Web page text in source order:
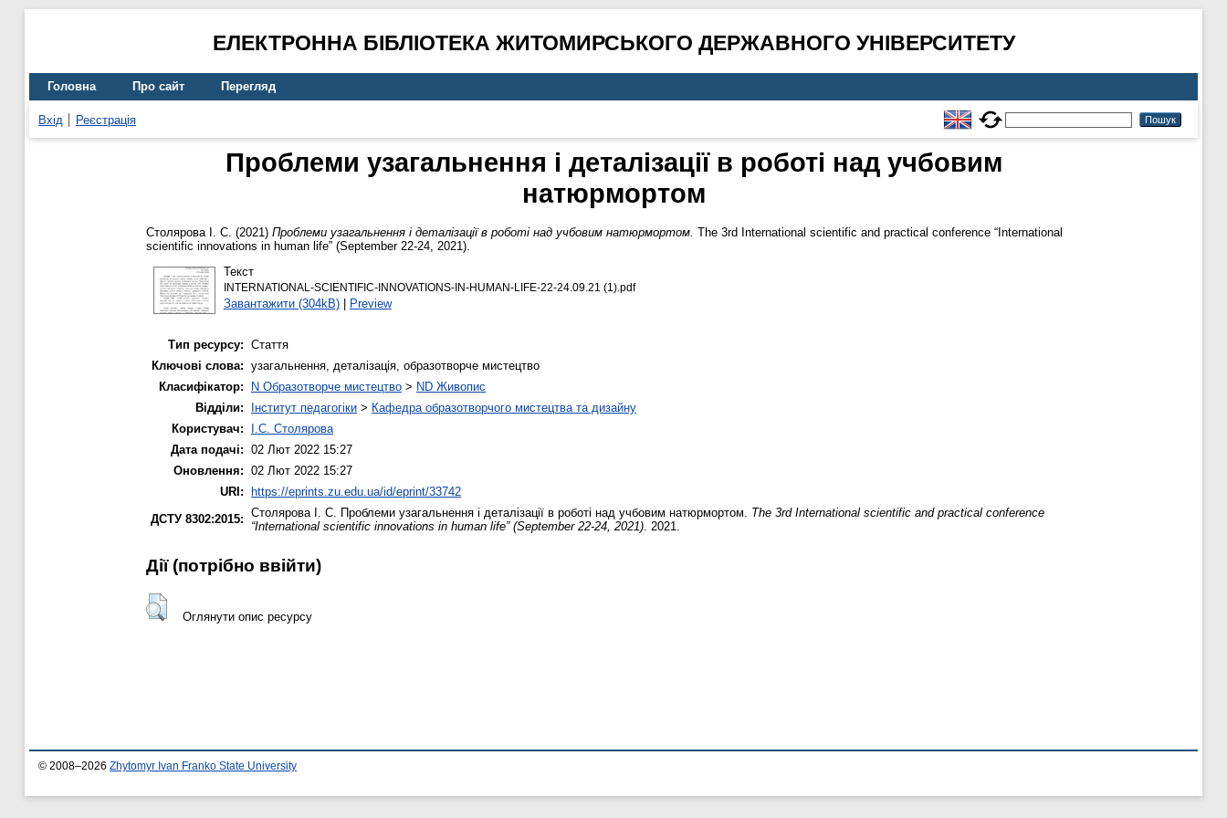
ЕЛЕКТРОННА БІБЛІОТЕКА ЖИТОМИРСЬКОГО ДЕРЖАВНОГО УНІВЕРСИТЕТУ
Головна Про сайт Перегляд
Вхід Реєстрація
Проблеми узагальнення і деталізації в роботі над учбовим
натюрмортом
Столярова І. С. (2021) Проблеми узагальнення і деталізації в роботі над учбовим натюрмортом. The 3rd International scientific and practical conference “International
scientific innovations in human life” (September 22-24, 2021).
Текст
INTERNATIONAL-SCIENTIFIC-INNOVATIONS-IN-HUMAN-LIFE-22-24.09.21 (1).pdf
Завантажити (304kB)| Preview
Тип ресурсу: Стаття
Ключові слова: узагальнення, деталізація, образотворче мистецтво
Класифікатор:
N Образотворче мистецтво > ND Живопис
Відділи:
Інститут педагогіки > Кафедра образотворчого мистецтва та дизайну
Користувач:
І.С. Столярова
Дата подачі: 02 Лют 2022 15:27
Оновлення: 02 Лют 2022 15:27
URI:
https://eprints.zu.edu.ua/id/eprint/33742
ДСТУ 8302:2015: Столярова І. С. Проблеми узагальнення і деталізації в роботі над учбовим натюрмортом. The 3rd International scientific and practical conference
“International scientific innovations in human life” (September 22-24, 2021). 2021.
Дії ​​(потрібно ввійти)
Оглянути опис ресурсу
© 2008–2026 Zhytomyr Ivan Franko State University